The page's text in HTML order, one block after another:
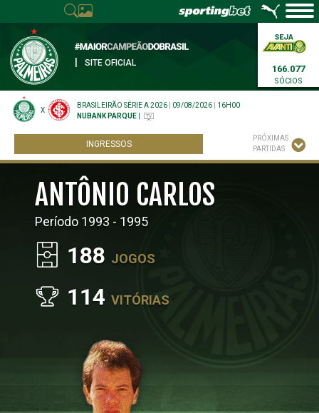
SITE OFICIAL
166.077
SÓCIOS
X
BRASILEIRÃO SÉRIE A 2026 09/08/2026
16H00
NUBANK PARQUE
INGRESSOS
PRÓXIMAS
PARTIDAS
ANTÔNIO CARLOS
Período 1993 - 1995
188 JOGOS
114VITÓRIAS